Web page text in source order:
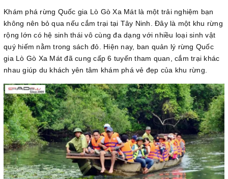
Khám phá rừng Quốc gia Lò Gò Xa Mát là một trải nghiệm bạn
không nên bỏ qua nếu cắm trại tại Tây Ninh. Đây là một khu rừng
rộng lớn có hệ sinh thái vô cùng đa dạng với nhiều loại sinh vật
quý hiếm nằm trong sách đỏ. Hiện nay, ban quản lý rừng Quốc
gia Lò Gò Xa Mát đã cung cấp 6 tuyến tham quan, cắm trại khác
nhau giúp du khách yên tâm khám phá vẻ đẹp của khu rừng.